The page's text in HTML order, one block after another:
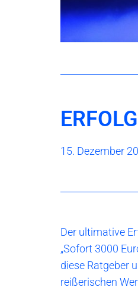
15. Dezember
Der ultimative
„Sofort 3000
diese Ratgeber
reißerischen